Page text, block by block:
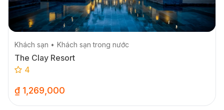
Khách sạn Khách sạn trong nước
The Clay Resort
4
₫ 1,269,000